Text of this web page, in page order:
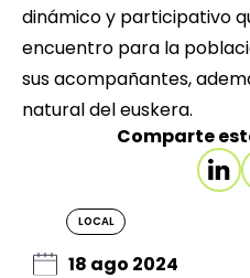
dinámico y participativo
encuentro para la
sus acompañantes,
natural del euskera.
Comparte
LOCAL
18 ago 2024